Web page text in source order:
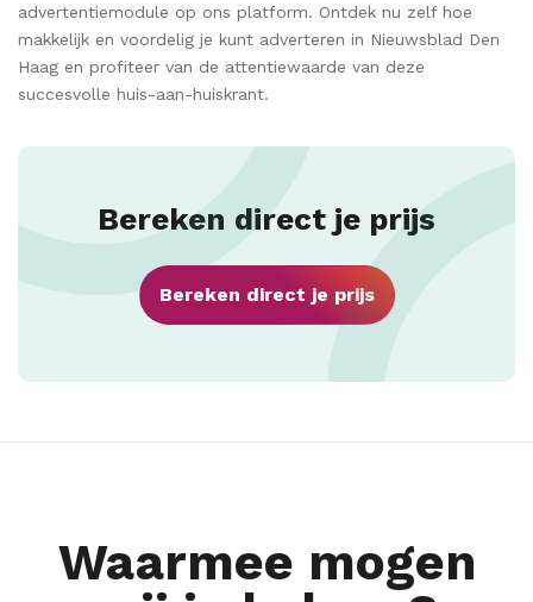
advertentiemodule op ons platform. Ontdek nu zelf hoe
makkelijk en voordelig je kunt adverteren in Nieuwsblad Den
Haag en profiteer van de attentiewaarde van deze
succesvolle huis-aan-huiskrant.
Bereken direct je prijs
Bereken direct je prijs
Waarmee mogen